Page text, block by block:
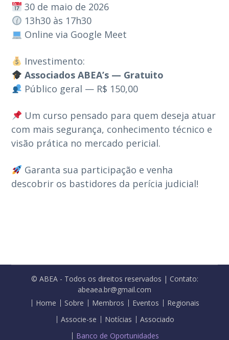
30 de maio de 2026
13h30 às 17h30
Online via Google Meet
Investimento:
Associados ABEA’s — Gratuito
Público geral — R$ 150,00
Um curso pensado para quem deseja atuar
com mais segurança, conhecimento técnico e
visão prática no mercado pericial.
Garanta sua participação e venha
descobrir os bastidores da perícia judicial!
© ABEA - Todos os direitos reservados | Contato:
abeaea.br@gmail.com
Home
Sobre Membros Eventos
Regionais
Associe-se
Notícias
Associado
Banco de Oportunidades